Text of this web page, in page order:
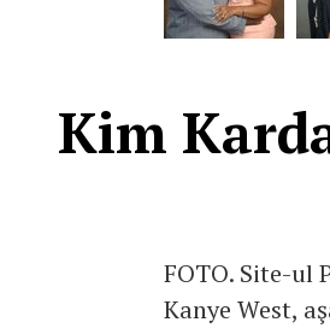
Kim
FOTO. Site-ul
Kanye West,